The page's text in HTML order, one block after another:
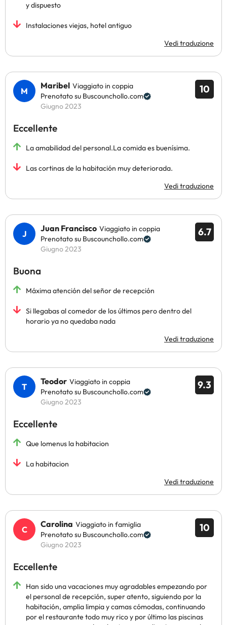
y dispuesto
Instalaciones viejas, hotel antiguo
Vedi traduzione
10
Maribel Viaggiato in coppia
Prenotato su Buscounchollo.com
Giugno 2023
Eccellente
La amabilidad del personal.La comida es buenísima.
Las cortinas de la habitación muy deteriorada.
Vedi traduzione
6.7
Juan Francisco Viaggiato in coppia
Prenotato su Buscounchollo.com
Giugno 2023
Buona
Máxima atención del señor de recepción
Si llegabas al comedor de los últimos pero dentro del
horario ya no quedaba nada
Vedi traduzione
9.3
Teodor Viaggiato in coppia
Prenotato su Buscounchollo.com
Giugno 2023
Eccellente
Que lomenus la habitacion
La habitacion
Vedi traduzione
10
Carolina Viaggiato in famiglia
Prenotato su Buscounchollo.com
Giugno 2023
Eccellente
Han sido una vacaciones muy agradables empezando por
el personal de recepción, super atento, siguiendo por la
habitación, amplia limpia y camas cómodas, continuando
por el restaurante todo muy rico y por último las piscinas